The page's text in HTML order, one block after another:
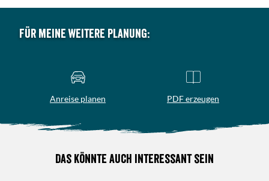
Für meine weitere Planung:
Anreise planen PDF erzeugen
Das könnte auch interessant sein